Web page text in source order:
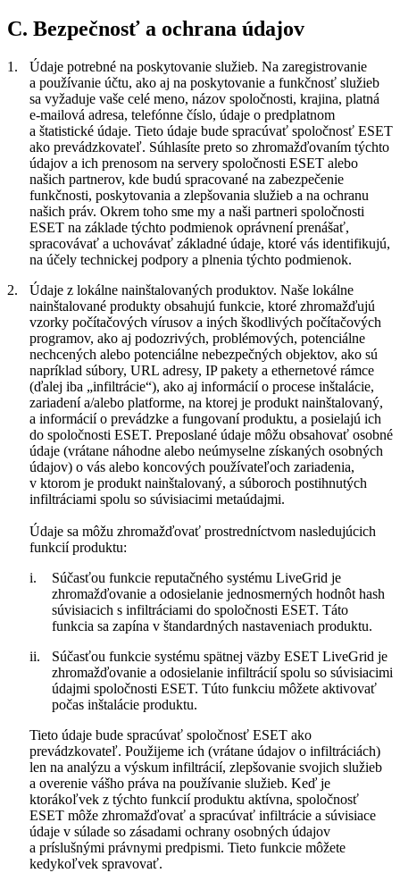
C. Bezpečnosť a ochrana údajov
1. Údaje potrebné na poskytovanie služieb. Na zaregistrovanie
a používanie účtu, ako aj na poskytovanie a funkčnosť služieb
sa vyžaduje vaše celé meno, názov spoločnosti, krajina, platná
e-mailová adresa, telefónne číslo, údaje o predplatnom
a štatistické údaje. Tieto údaje bude spracúvať spoločnosť ESET
ako prevádzkovateľ. Súhlasíte preto so zhromažďovaním týchto
údajov a ich prenosom na servery spoločnosti ESET alebo
našich partnerov, kde budú spracované na zabezpečenie
funkčnosti, poskytovania a zlepšovania služieb a na ochranu
našich práv. Okrem toho sme my a naši partneri spoločnosti
ESET na základe týchto podmienok oprávnení prenášať,
spracovávať a uchovávať základné údaje, ktoré vás identifikujú,
na účely technickej podpory a plnenia týchto podmienok.
2.
Údaje z lokálne nainštalovaných produktov. Naše lokálne
nainštalované produkty obsahujú funkcie, ktoré zhromažďujú
vzorky počítačových vírusov a iných škodlivých počítačových
programov, ako aj podozrivých, problémových, potenciálne
nechcených alebo potenciálne nebezpečných objektov, ako sú
napríklad súbory, URL adresy, IP pakety a ethernetové rámce
(ďalej iba „infiltrácie“), ako aj informácií o procese inštalácie,
zariadení a/alebo platforme, na ktorej je produkt nainštalovaný,
a informácií o prevádzke a fungovaní produktu, a posielajú ich
do spoločnosti ESET. Preposlané údaje môžu obsahovať osobné
údaje (vrátane náhodne alebo neúmyselne získaných osobných
údajov) o vás alebo koncových používateľoch zariadenia,
v ktorom je produkt nainštalovaný, a súboroch postihnutých
infiltráciami spolu so súvisiacimi metaúdajmi.
Údaje sa môžu zhromažďovať prostredníctvom nasledujúcich
funkcií produktu:
i.
Súčasťou funkcie reputačného systému LiveGrid je
zhromažďovanie a odosielanie jednosmerných hodnôt hash
súvisiacich s infiltráciami do spoločnosti ESET. Táto
funkcia sa zapína v štandardných nastaveniach produktu.
ii.
Súčasťou funkcie systému spätnej väzby ESET LiveGrid je
zhromažďovanie a odosielanie infiltrácií spolu so súvisiacimi
údajmi spoločnosti ESET. Túto funkciu môžete aktivovať
počas inštalácie produktu.
Tieto údaje bude spracúvať spoločnosť ESET ako
prevádzkovateľ. Použijeme ich (vrátane údajov o infiltráciách)
len na analýzu a výskum infiltrácií, zlepšovanie svojich služieb
a overenie vášho práva na používanie služieb. Keď je
ktorákoľvek z týchto funkcií produktu aktívna, spoločnosť
ESET môže zhromažďovať a spracúvať infiltrácie a súvisiace
údaje v súlade so zásadami ochrany osobných údajov
a príslušnými právnymi predpismi. Tieto funkcie môžete
kedykoľvek spravovať.